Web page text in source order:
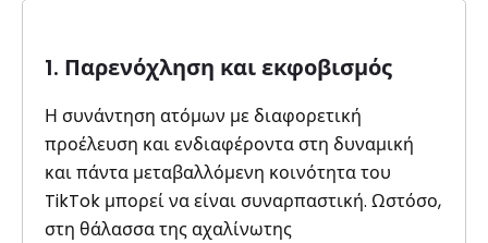
1. Παρενόχληση και εκφοβισμός
Η συνάντηση ατόμων με διαφορετική
προέλευση και ενδιαφέροντα στη δυναμική
και πάντα μεταβαλλόμενη κοινότητα του
TikTok μπορεί να είναι συναρπαστική. Ωστόσο,
στη θάλασσα της αχαλίνωτης